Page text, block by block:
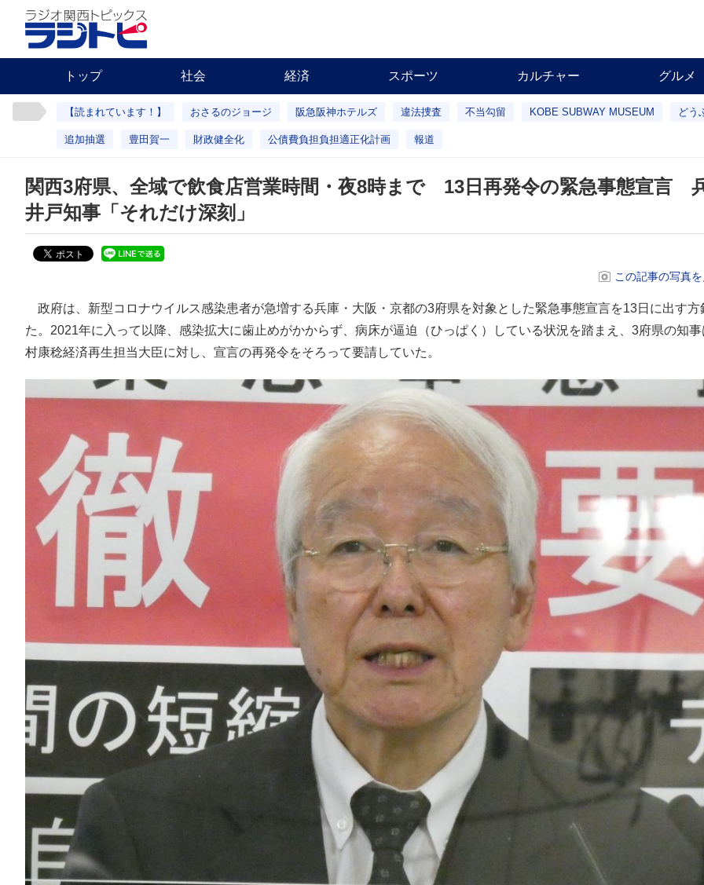
トップ 社会 経済 スポーツ カルチャー グルメ
【読まれています！】 おさるのジョージ 阪急阪神ホテルズ 違法捜査 不当勾留 KOBE SUBWAY MUSEUM どう
追加抽選 豊田賀一 財政健全化 公債費負担負担適正化計画 報道
関西3府県、全域で飲食店営業時間・夜8時まで 13日再発令の緊急事態宣言
井戸知事「それだけ深刻」
この記事の写真を
政府は、新型コロナウイルス感染患者が急増する兵庫・大阪・京都の3府県を対象とした緊急事態宣言を13日に出す方
た。2021年に入って以降、感染拡大に歯止めがかからず、病床が逼迫（ひっぱく）している状況を踏まえ、3府県の知
村康稔経済再生担当大臣に対し、宣言の再発令をそろって要請していた。